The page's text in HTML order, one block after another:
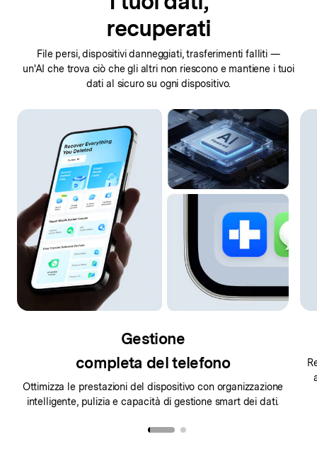
recuperati
File persi, dispositivi danneggiati, trasferimenti falliti —
un'AI che trova ciò che gli altri non riescono e mantiene i tuoi
dati al sicuro su ogni dispositivo.
Gestione
completa del telefono
Ottimizza le prestazioni del dispositivo con organizzazione
intelligente, pulizia e capacità di gestione smart dei dati.